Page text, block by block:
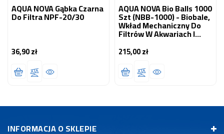
AQUA NOVA Gąbka Czarna
Do Filtra NPF-20/30
36,90 złCena
AQUA NOVA Bio Balls 1000
Szt (NBB-1000) - Biobale,
Wkład Mechaniczny Do
Filtrów W Akwariach I
215,00 złCena
INFORMACJA O SKLEPIE